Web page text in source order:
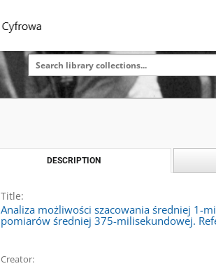
DESCRIPTION
Title:
Analiza możliwości szacowania średniej 1-
pomiarów średniej 375-milisekundowej.
Creator: